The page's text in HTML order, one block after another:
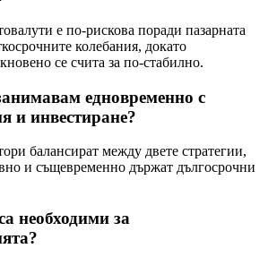
е по-рискова поради пазарната
колебания, докато
се счита за по-стабилно.
едновременно с
и инвестиране?
балансират между двете стратегии,
и същевременно държат дългосрочни
необходими за